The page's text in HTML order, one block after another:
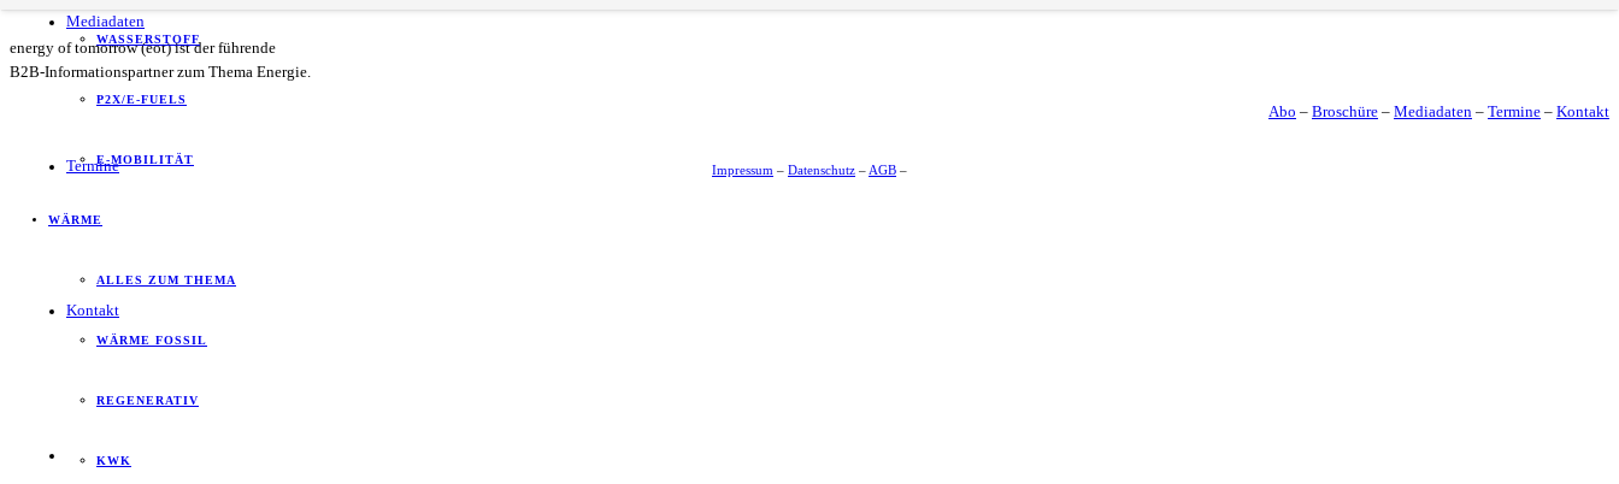
Mediadaten
Termine
Kontakt
WASSERSTOFF
P2X/E-FUELS
E-MOBILITÄT
WÄRME
ALLES ZUM THEMA
WÄRME FOSSIL
REGENERATIV
KWK
energy of tomorrow (eot) ist der führende
B2B-Informationspartner zum Thema Energie.
Abo – Broschüre – Mediadaten – Termine – Kontakt
Impressum – Datenschutz – AGB –